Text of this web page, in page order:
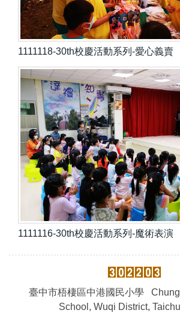
1111118-30th校慶活動系列-愛心義賣
1111116-30th校慶活動系列-魔術表演
臺中市梧棲區中港國民小學
School, Wuqi District,